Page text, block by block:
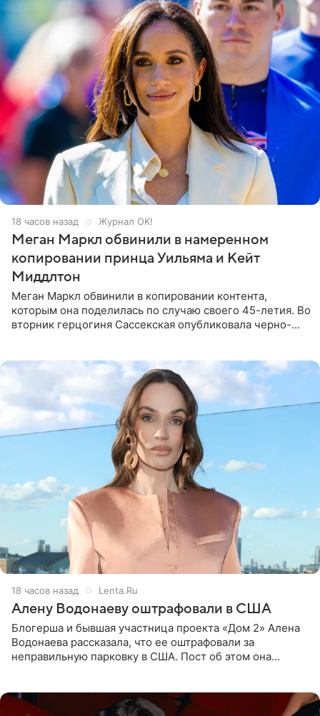
18 часов назад Журнал OK!
Меган Маркл обвинили в намеренном
копировании принца Уильяма и Кейт
Миддлтон
Меган Маркл обвинили в копировании контента,
которым она поделилась по случаю своего 45-летия. Во
вторник герцогиня Сассекская опубликовала черно-
18 часов назад Lenta.Ru
Алену Водонаеву оштрафовали в США
Блогерша и бывшая участница проекта «Дом 2» Алена
Водонаева рассказала, что ее оштрафовали за
неправильную парковку в США. Пост об этом она